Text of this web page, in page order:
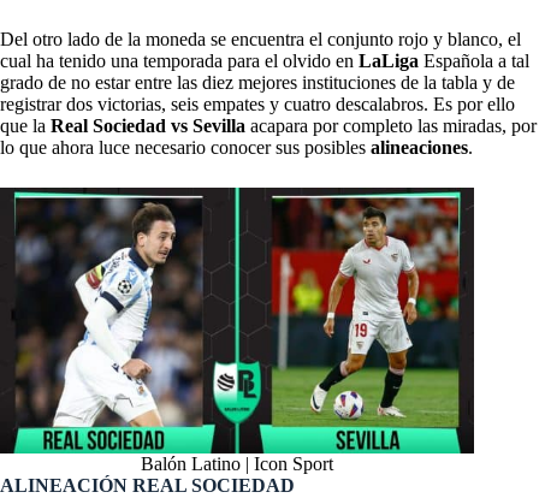
Del otro lado de la moneda se encuentra el conjunto rojo y blanco, el
cual ha tenido una temporada para el olvido en LaLiga Española a tal
grado de no estar entre las diez mejores instituciones de la tabla y de
registrar dos victorias, seis empates y cuatro descalabros. Es por ello
que la Real Sociedad vs Sevilla acapara por completo las miradas, por
lo que ahora luce necesario conocer sus posibles alineaciones.
Balón Latino | Icon Sport
ALINEACIÓN REAL SOCIEDAD